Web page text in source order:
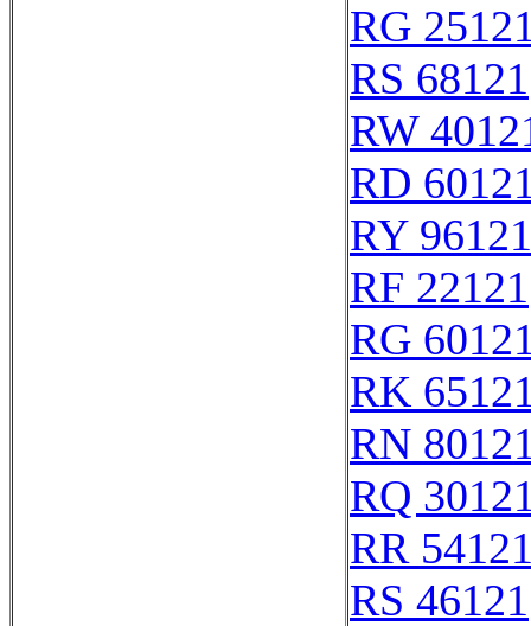
RG
RS 68121
RW
RD
RY 96121
RF 22121
RG
RK
RN
RQ
RR
RS 46121